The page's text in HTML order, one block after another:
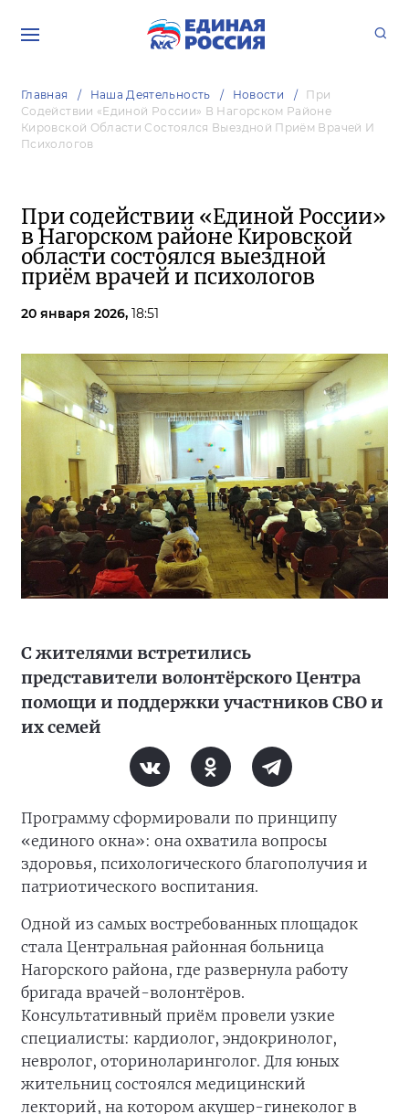
Главная Наша Деятельность Новости
При
Содействии «Единой России» В Нагорском Районе
Кировской Области Состоялся Выездной Приём Врачей И
Психологов
При содействии «Единой России»
в Нагорском районе Кировской
области состоялся выездной
приём врачей и психологов
20 января 2026, 18:51
С жителями встретились
представители волонтёрского Центра
помощи и поддержки участников СВО и
их семей
Программу сформировали по принципу
«единого окна»: она охватила вопросы
здоровья, психологического благополучия и
патриотического воспитания.
Одной из самых востребованных площадок
стала Центральная районная больница
Нагорского района, где развернула работу
бригада врачей-волонтёров.
Консультативный приём провели узкие
специалисты: кардиолог, эндокринолог,
невролог, оториноларинголог. Для юных
жительниц состоялся медицинский
лекторий, на котором акушер-гинеколог в